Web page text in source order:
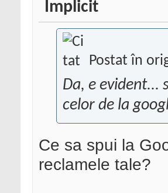
Postat în
Da, e evident...
celor de la
Ce sa spui la
reclamele tale?